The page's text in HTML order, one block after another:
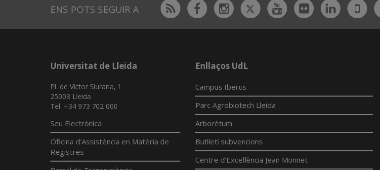
ENS POTS SEGUIR A Rss FacebookInstagram
TwitterYoutubeFlickrLinkedin
UdL
App
Universitat de Lleida
Pl. de Víctor Siurana, 1
25003 Lleida
Tel. +34 973 702 000
Seu Electrònica
Oficina d'Assistència en Matèria de
Registres
Enllaços UdL
Campus Iberus
Parc Agrobiotech Lleida
Arborètum
Butlletí subvencions
Centre d'Excel·lència Jean Monnet